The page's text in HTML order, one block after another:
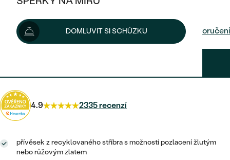
KOMBINOVANÉ ZLATO
DLE STYLU
ETERNITY
POSTRANNÍ KAMENY
HALO
VINTAGE
SNUBNÍ A ZÁSNUBNÍ SETY
NETRADIČNÍ
VÝPRODEJ
KDYŽ ŠPERKY POMÁHAJÍ
DLE TYPU
NÁUŠNICE
PRSTENY
PŘÍVĚSKY
PLATINOVÉ
PECKOVÉ
KRUHOVÉ
MINIMALISTICKÉ
ZLATÉ
STŘÍBRNÉ
DLE STYLU
SOLITÉR
NAROZENÍ DÍTĚTE
ŠPERKY SKLADEM
VÝPRODEJ
DLE MATERIÁLU
ZLATÉ
PLATINOVÉ
DOMLUVIT SI SCHŮZKU
8 890 Kč
Dodání do 24 hod. nebo ihnedna prodejně Možnosti doručení
4.9 2335 recenzí
přívěsek z recyklovaného stříbra s možností pozlacení žlutým
nebo růžovým zlatem